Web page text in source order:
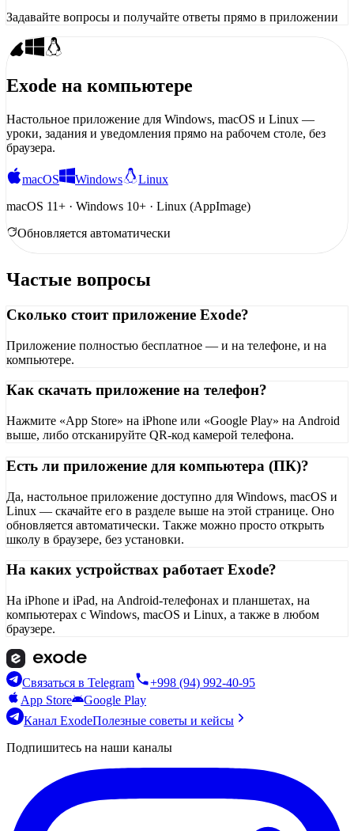
Задавайте вопросы и получайте ответы прямо в приложении
Exode на компьютере
Настольное приложение для Windows, macOS и Linux —
уроки, задания и уведомления прямо на рабочем столе, без
браузера.
macOS Windows
Linux
macOS 11+ · Windows 10+ · Linux (AppImage)
Обновляется автоматически
Частые вопросы
Сколько стоит приложение Exode?
Приложение полностью бесплатное — и на телефоне, и на
компьютере.
Как скачать приложение на телефон?
Нажмите «App Store» на iPhone или «Google Play» на Android
выше, либо отсканируйте QR-код камерой телефона.
Есть ли приложение для компьютера (ПК)?
Да, настольное приложение доступно для Windows, macOS и
Linux — скачайте его в разделе выше на этой странице. Оно
обновляется автоматически. Также можно просто открыть
школу в браузере, без установки.
На каких устройствах работает Exode?
На iPhone и iPad, на Android-телефонах и планшетах, на
компьютерах с Windows, macOS и Linux, а также в любом
браузере.
Связаться в Telegram
+998 (94) 992-40-95
App Store
Google Play
Канал ExodeПолезные советы и кейсы
Подпишитесь на наши каналы